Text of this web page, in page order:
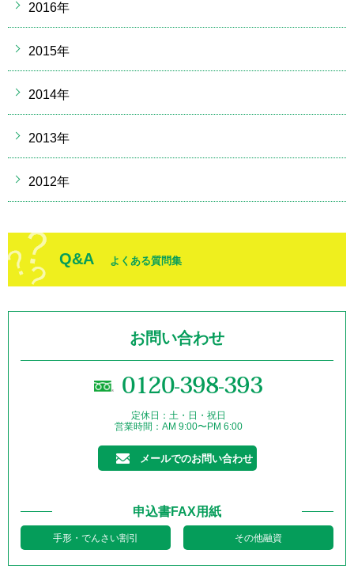
2016年
2015年
2014年
2013年
2012年
Q&A よくある質問集
お問い合わせ
0120-398-393
定休日：土・日・祝日
営業時間：AM 9:00〜PM 6:00
メールでのお問い合わせ
申込書FAX用紙
手形・でんさい割引 その他融資